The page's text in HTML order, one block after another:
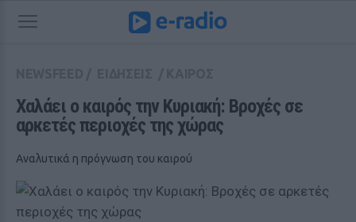
Χαλάει ο καιρός την Κυριακή: Βροχές σε
αρκετές περιοχές της χώρας
Αναλυτικά η πρόγνωση του καιρού